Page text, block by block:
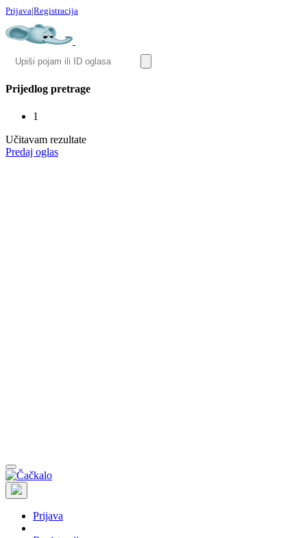
Prijava|Registracija
Prijedlog pretrage
1
Učitavam rezultate
Predaj oglas
Prijava